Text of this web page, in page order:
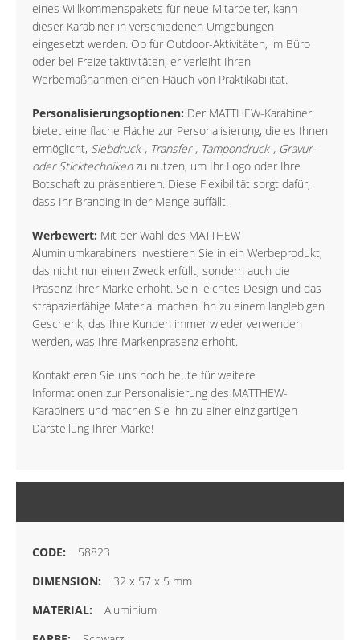
eines Willkommenspakets für neue Mitarbeiter, kann
dieser Karabiner in verschiedenen Umgebungen
eingesetzt werden. Ob für Outdoor-Aktivitäten, im Büro
oder bei Freizeitaktivitäten, er verleiht Ihren
Werbemaßnahmen einen Hauch von Praktikabilität.
Personalisierungsoptionen: Der MATTHEW-Karabiner
bietet eine flache Fläche zur Personalisierung, die es Ihnen
ermöglicht, Siebdruck-, Transfer-, Tampondruck-, Gravur-
oder Sticktechnikenzu nutzen, um Ihr Logo oder Ihre
Botschaft zu präsentieren. Diese Flexibilität sorgt dafür,
dass Ihr Branding in der Menge auffällt.
Werbewert: Mit der Wahl des MATTHEW
Aluminiumkarabiners investieren Sie in ein Werbeprodukt,
das nicht nur einen Zweck erfüllt, sondern auch die
Präsenz Ihrer Marke erhöht. Sein leichtes Design und das
strapazierfähige Material machen ihn zu einem langlebigen
Geschenk, das Ihre Kunden immer wieder verwenden
werden, was Ihre Markenpräsenz erhöht.
Kontaktieren Sie uns noch heute für weitere
Informationen zur Personalisierung des MATTHEW-
Karabiners und machen Sie ihn zu einer einzigartigen
Darstellung Ihrer Marke!
58823
32 x 57 x 5 mm
Aluminium